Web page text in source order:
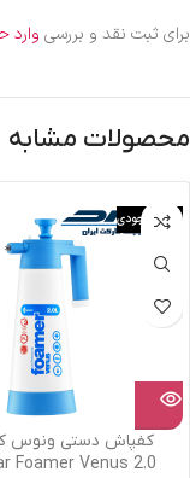
برای ثبت نقد و بررسی وارد
محصولات مشابه
اتمام موجودی
کفپاش دستی ونوس کی
Foamer Venus 2.0